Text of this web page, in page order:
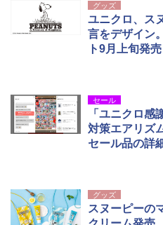
￥8,991
Coleman(コ
X 2人用 3
収納 コン
￥20,718
電動エアー
ゴムボート
保護 日光可
グッズ
ユニクロ、ス
言をデザイン
ト9月上旬発売
セール
「ユニクロ感
対策エアリズ
セール品の詳
グッズ
スヌーピーの